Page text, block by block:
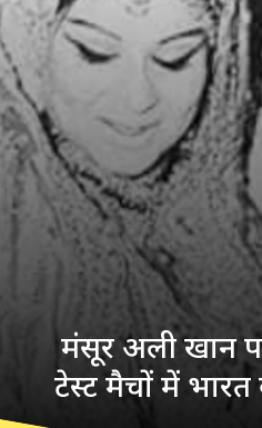
मंसूर अली खान
टेस्ट मैचों में भारत